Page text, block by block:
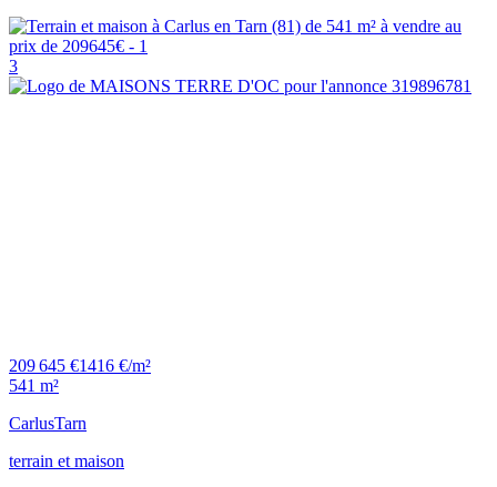
3
209 645 €1416 €/m²
541 m²
CarlusTarn
terrain et maison